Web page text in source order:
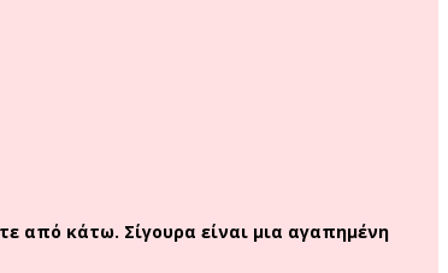
από κάτω. Σίγουρα είναι μια αγαπημένη